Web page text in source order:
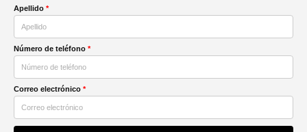
Apellido *
Número de teléfono *
Correo electrónico *